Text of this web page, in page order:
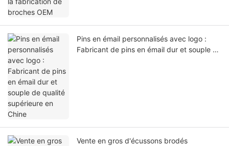
Pins en émail personnalisés avec logo :
Fabricant de pins en émail dur et souple de
Vente en gros d'écussons brodés